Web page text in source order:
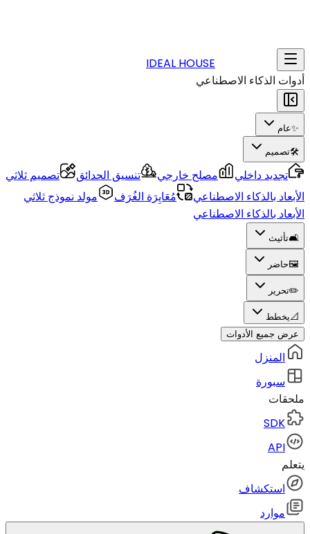
IDEAL HOUSE
أدوات الذكاء الاصطناعي
✨عام
🛠️تصميم
تجديد داخلي مصلح خارجي تنسيق الحدائق
تصميم ثلاثي
الأبعاد بالذكاء الاصطناعي
مُعَايِرَة الغُرَف
مولد نموذج ثلاثي
الأبعاد بالذكاء الاصطناعي
🛋️تأثيث
🖼️حاضر
✏️تحرير
📐يخطط
عرض جميع الأدوات
المنزل
سبورة
ملحقات
SDK
API
يتعلم
استكشاف
موارد